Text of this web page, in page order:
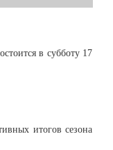
в субботу 17
итогов сезона